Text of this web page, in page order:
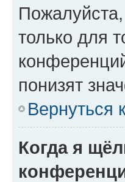
только для
понизят
Вернуться
Когда я